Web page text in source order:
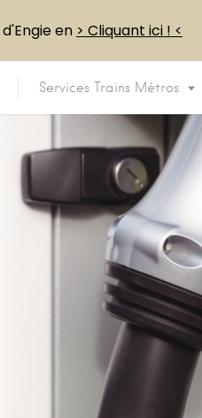
Services Trains Métros
d'Engie en > Cliquant ici ! <